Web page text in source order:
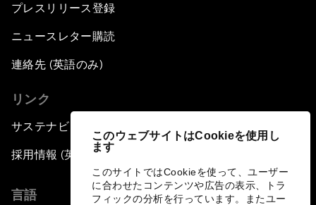
このウェブサイトはCookieを使用し
ます
このサイトではCookieを使って、ユーザー
に合わせたコンテンツや広告の表示、トラ
フィックの分析を行っています。またユー
プレスリリース登録
ニュースレター購読
連絡先 (英語のみ)
リンク
サステナビリティへの取り組み
採用情報 (英語のみ)
言語